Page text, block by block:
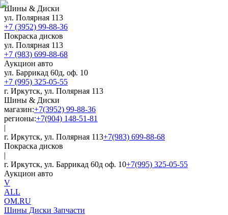
Шины & Диски
ул. Полярная 113
+7 (3952) 99-88-36
Покраска дисков
ул. Полярная 113
+7 (983) 699-88-68
Аукцион авто
ул. Баррикад 60д, оф. 10
+7 (995) 325-05-55
г. Иркутск, ул. Полярная 113
Шины & Диски
магазин:+7(3952) 99-88-36
регионы:+7(904) 148-51-81
|
г. Иркутск, ул. Полярная 113+7(983) 699-88-68
Покраска дисков
|
г. Иркутск, ул. Баррикад 60д оф. 10+7(995) 325-05-55
Аукцион авто
V
ALL
OM.RU
Шины Диски Запчасти